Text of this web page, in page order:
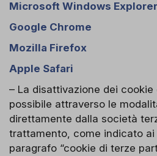
Microsoft Windows Explorer
Google Chrome
Mozilla Firefox
Apple Safari
– La disattivazione dei
possibile attraverso le
direttamente dalla società
trattamento, come indicato
paragrafo “cookie di terze